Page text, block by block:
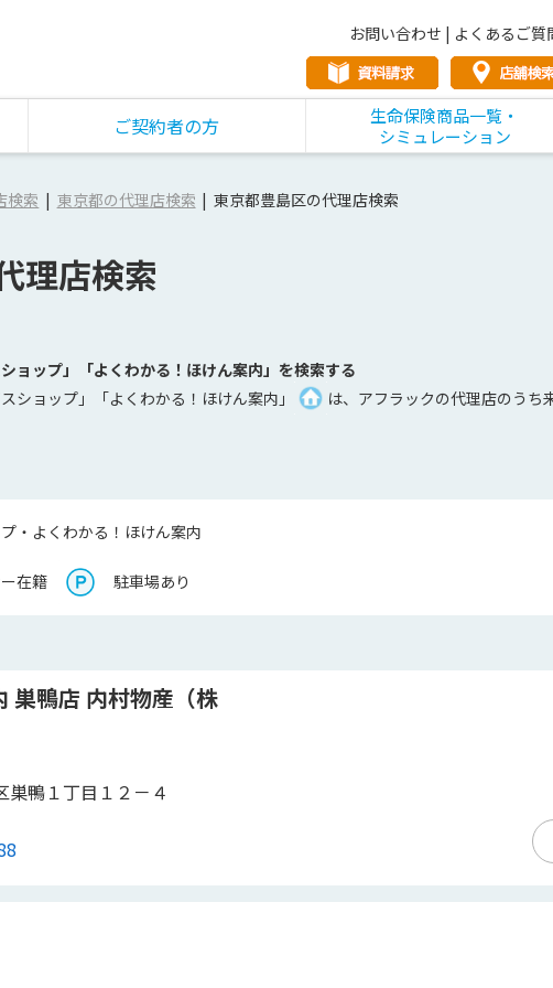
お問い合わせ | よくあるご質
ご契約者の方
生命保険商品一覧・
シミュレーション
検索 東京都の代理店検索 東京都豊島区の代理店検索
理店検索
ショップ」「よくわかる！ほけん案内」を検索する
ショップ」「よくわかる！ほけん案内」
は、アフラックの代理店のうち
・よくわかる！ほけん案内
在籍 駐車場あり
巣鴨店 内村物産（株
巣鴨１丁目１２－４